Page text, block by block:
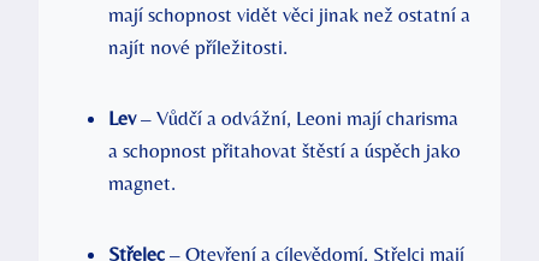
mají schopnost vidět věci​ jinak ‍než ostatní a
najít​ nové příležitosti.
Lev– ⁢Vůdčí a odvážní, Leoni mají charisma
a schopnost přitahovat ⁤štěstí ‌a úspěch jako
magnet.
Střelec – Otevření ‍a​ cílevědomí, Střelci ‌mají